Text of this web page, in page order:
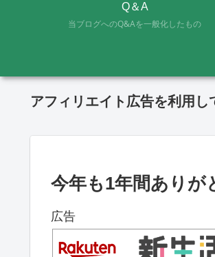
Q＆A
当ブログへのQ&Aを一般化したもの
アフィリエイト広告を利用し
今年も1年間ありが
広告